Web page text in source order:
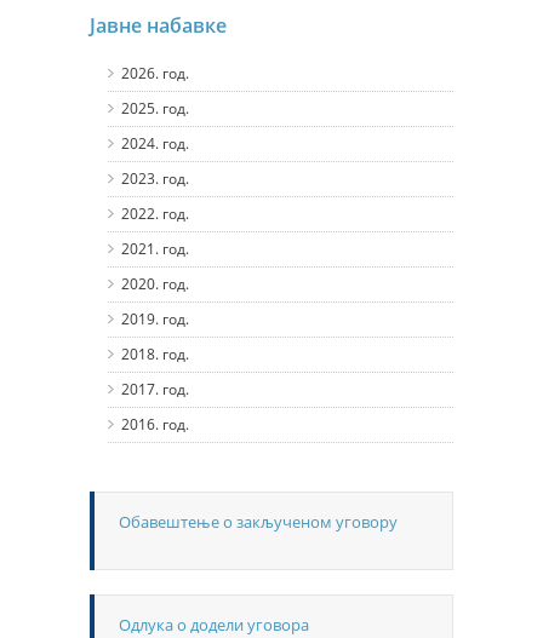
Јавне набавке
2026. год.
2025. год.
2024. год.
2023. год.
2022. год.
2021. год.
2020. год.
2019. год.
2018. год.
2017. год.
2016. год.
Обавештење о закљученом уговору
Одлука о додели уговора